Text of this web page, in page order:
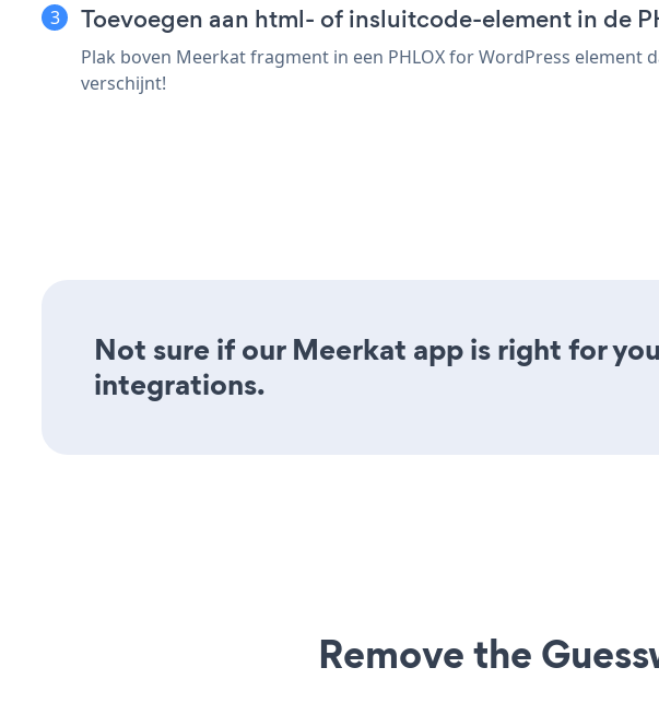
Toevoegen aan html- of insluitcode-element in de
Plak boven Meerkat fragment in een PHLOX for WordPress
verschijnt!
Not sure if our Meerkat app is right for
integrations.
Remove the